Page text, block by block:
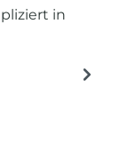
in